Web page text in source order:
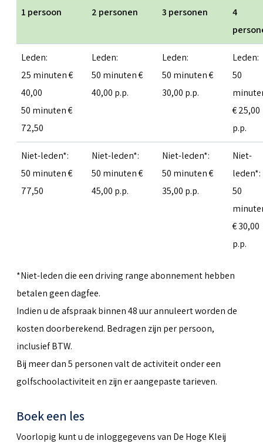
1 persoon 2 personen 3 personen
4
Leden:
25 minuten €
40,00
50 minuten €
72,50
Leden:
50 minuten €
40,00 p.p.
Leden:
50 minuten €
30,00 p.p.
Leden:
50
€ 25,00
p.p.
Niet-leden*:
50 minuten €
77,50
Niet-leden*:
50 minuten €
45,00 p.p.
Niet-leden*:
50 minuten €
35,00 p.p.
Niet-
leden*:
50
€ 30,00
p.p.
*Niet-leden die een driving range abonnement hebben
betalen geen dagfee.
Indien u de afspraak binnen 48 uur annuleert worden de
kosten doorberekend. Bedragen zijn per persoon,
inclusief BTW.
Bij meer dan 5 personen valt de activiteit onder een
golfschoolactiviteit en zijn er aangepaste tarieven.
Boek een les
Voorlopig kunt u de inloggegevens van De Hoge Kleij